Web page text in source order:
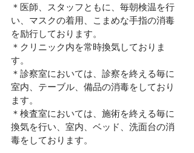
＊医師、スタッフともに、毎朝検温を行
い、マスクの着用、こまめな手指の消毒
を励行しております。
＊クリニック内を常時換気しておりま
す。
＊診察室においては、診察を終える毎に
室内、テーブル、備品の消毒をしており
ます。
＊検査室においては、施術を終える毎に
換気を行い、室内、ベッド、洗面台の消
毒をしております。